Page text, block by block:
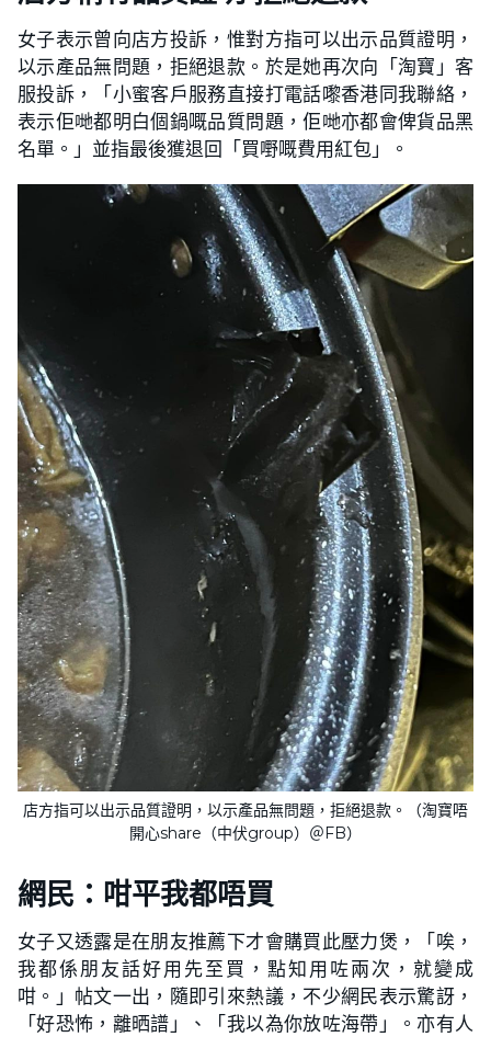
女子表示曾向店方投訴，惟對方指可以出示品質證明，
以示產品無問題，拒絕退款。於是她再次向「淘寶」客
服投訴，「小蜜客戶服務直接打電話嚟香港同我聯絡，
表示佢哋都明白個鍋嘅品質問題，佢哋亦都會俾貨品黑
名單。」並指最後獲退回「買嘢嘅費用紅包」。
店方指可以出示品質證明，以示產品無問題，拒絕退款。（淘寶唔
開心share（中伏group）＠FB）
網民：咁平我都唔買
女子又透露是在朋友推薦下才會購買此壓力煲，「唉，
我都係朋友話好用先至買，點知用咗兩次，就變成
咁。」帖文一出，隨即引來熱議，不少網民表示驚訝，
「好恐怖，離晒譜」、「我以為你放咗海帶」。亦有人